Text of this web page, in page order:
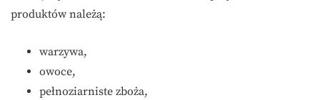
produktów należą:
warzywa,
owoce,
pełnoziarniste zboża,